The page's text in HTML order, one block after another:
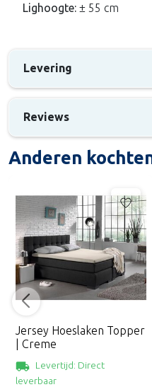
Lighoogte: ± 55 cm
Levering
Reviews
Anderen
Jersey Hoeslaken Topper
| Creme
Levertijd: Direct
leverbaar